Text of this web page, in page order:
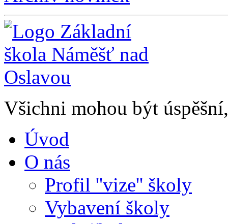
Všichni mohou být
Úvod
O nás
Profil ''vize'' školy
Vybavení školy